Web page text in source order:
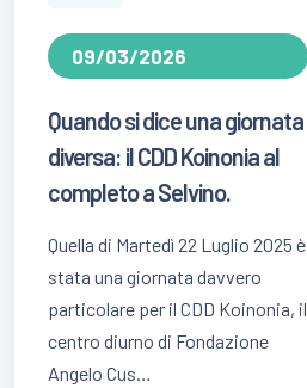
09/03/2026
Quando si dice una giornata
diversa: il CDD Koinonia al
completo a Selvino.
Quella di Martedì 22 Luglio 2025 è
stata una giornata davvero
particolare per il CDD Koinonia, il
centro diurno di Fondazione
Angelo Cus…